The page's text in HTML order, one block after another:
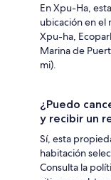
En Xpu-Ha,
ubicación en el
Xpu-ha,
Marina de
mi).
¿Puedo
y recibir un
Sí, esta
habitación
Consulta la